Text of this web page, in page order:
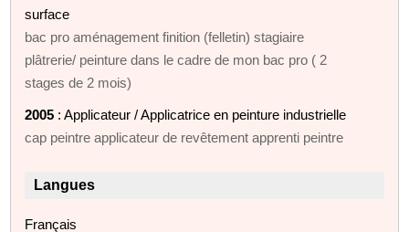
surface
bac pro aménagement finition (felletin) stagiaire
plâtrerie/ peinture dans le cadre de mon bac pro ( 2
stages de 2 mois)
2005 : Applicateur / Applicatrice en peinture industrielle
cap peintre applicateur de revêtement apprenti peintre
Langues
Français